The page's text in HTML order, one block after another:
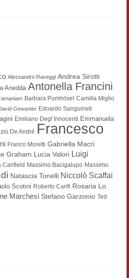
DH
canzone
und Kultur
medioevale
Alessandro Raveggi Andrea Sirotti
Anedda Antonella Francini
Barbara Pumhösel Camilla Miglio
Gewanter Edoardo Sanguineti
Emiliano Degl’Innocenti Emmanuela
De André Francesco
Franco Moretti Gabriella Macrì
Graham Lucia Valori Luigi
Canfield Massimo Bacigalupo Massimo
Natascia Tonelli Niccolò Scaffai
Scotini Roberto Carifi Rosaria Lo
Marchesi Stefano Garzonio Ted